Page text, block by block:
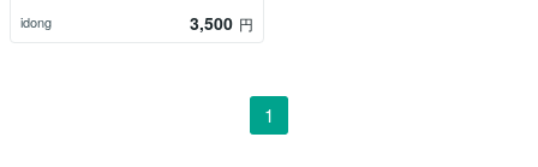
idong
3,500 円
1